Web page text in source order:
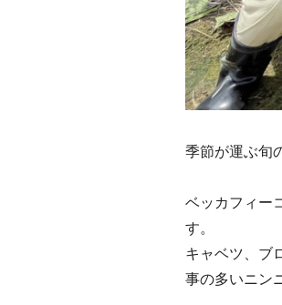
季節が運ぶ旬
ベッカフィー
す。
キャベツ、ブ
事の多いニン